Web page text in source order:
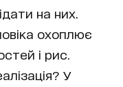
на них.
охоплює
і рис.
У